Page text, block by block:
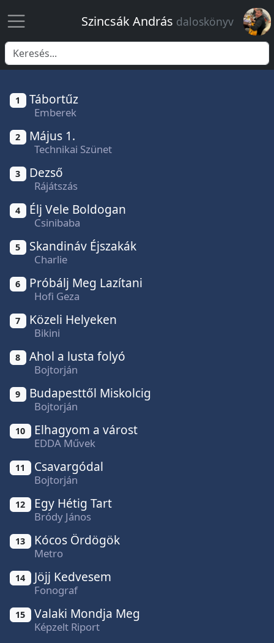
Keresés
Szincsák András daloskönyv
1 Tábortűz
Emberek
2 Május 1.
Technikai Szünet
3 Dezső
Rájátszás
4 Élj Vele Boldogan
Csinibaba
5 Skandináv Éjszakák
Charlie
6 Próbálj Meg Lazítani
Hofi Geza
7 Közeli Helyeken
Bikini
8 Ahol a lusta folyó
Bojtorján
9 Budapesttől Miskolcig
Bojtorján
10 Elhagyom a várost
EDDA Művek
11 Csavargódal
Bojtorján
12 Egy Hétig Tart
Bródy János
13 Kócos Ördögök
Metro
14 Jöjj Kedvesem
Fonograf
15 Valaki Mondja Meg
Képzelt Riport